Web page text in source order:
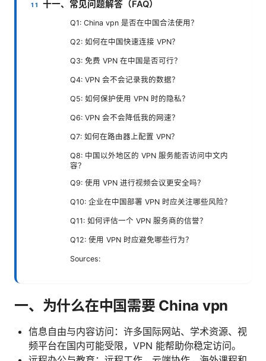
十一、常见问题解答（FAQ）
Q1: China vpn 是否在中国合法使用？
Q2: 如何在中国快速连接 VPN？
Q3: 免费 VPN 在中国是否可行？
Q4: VPN 会不会记录我的数据？
Q5: 如何保护使用 VPN 时的隐私？
Q6: VPN 会不会降低我的网速？
Q7: 如何在路由器上配置 VPN？
Q8: 中国以外地区的 VPN 服务能否访问中文内
容？
Q9: 使用 VPN 进行视频会议更安全吗？
Q10: 企业在中国部署 VPN 时应关注哪些风险？
Q11: 如何评估一个 VPN 服务商的信誉？
Q12: 使用 VPN 时应避免哪些行为？
Sources:
一、为什么在中国需要 China vpn
信息自由与内容访问：许多国际网站、学术资源、视
频平台在国内可能受限，VPN 能帮助你稳定访问。